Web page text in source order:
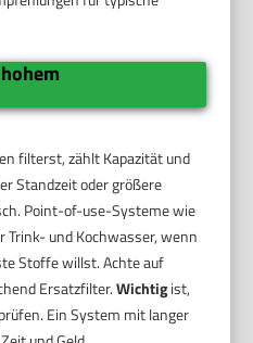
filterst, zählt Kapazität und
Standzeit oder größere
Point-of-use-Systeme wie
und Kochwasser, wenn
Stoffe willst. Achte auf
Ersatzfilter.Wichtigist,
Ein System mit langer